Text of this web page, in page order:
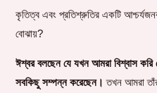
কৃতিত্ব এবং প্রতিশ্রুতির একটি
বোঝায়?
ঈশ্বর বলছেন যে যখন আমরা বিশ্বাস করি
সবকিছু সম্পন্ন করেছেন। তখন আমরা